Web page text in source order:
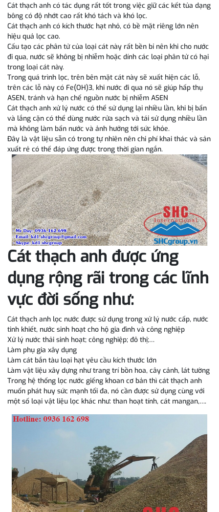
Cát thạch anh có tác dụng rất tốt trong việc giữ các kết tủa dạng
bông có độ nhớt cao rất khó tách và khó lọc.
Cát thạch anh có kích thước hạt nhỏ, có bề mặt riêng lớn nên
hiệu quả lọc cao.
Cấu tạo các phân tử của loại cát này rất bền bỉ nên khi cho nước
đi qua, nước sẽ không bị nhiễm hoặc dính các loại phân tử có hại
trong loại cát này.
Trong quá trình lọc, trên bên mặt cát này sẽ xuất hiện các lỗ,
trên các lỗ này có Fe(OH)3, khi nước đi qua nó sẽ giúp hấp thụ
ASEN, tránh và hạn chế nguồn nước bị nhiễm ASEN
Cát thạch anh xử lý nước có thể sử dụng lại nhiều lần, khi bị bẩn
và lắng cặn có thể dùng nước rửa sạch và tái sử dụng nhiều lần
mà không làm bẩn nước và ảnh hưởng tới sức khỏe.
Đây là vật liệu sẵn có trong tự nhiên nên chi phí khai thác và sản
xuất rẻ có thể đáp ứng được trong thời gian ngắn.
Cát thạch anh được ứng
dụng rộng rãi trong các lĩnh
vực đời sống như:
Cát thạch anh lọc nước được sử dụng trong xử lý nước cấp, nước
tinh khiết, nước sinh hoạt cho hộ gia đình và công nghiệp
Xử lý nước thải sinh hoạt; công nghiệp; đô thị;…
Làm phụ gia xây dụng
Làm cát bắn tàu loại hạt yêu cầu kích thước lớn
Làm vật liệu xây dựng như trang trí bồn hoa, cây cảnh, lát tường
Trong hệ thống lọc nước giếng khoan cơ bản thì cát thạch anh
muốn phát huy sức mạnh tối đa, nó cần được sử dụng cùng với
một số loại vật liệu lọc khác như: than hoạt tính, cát mangan,….